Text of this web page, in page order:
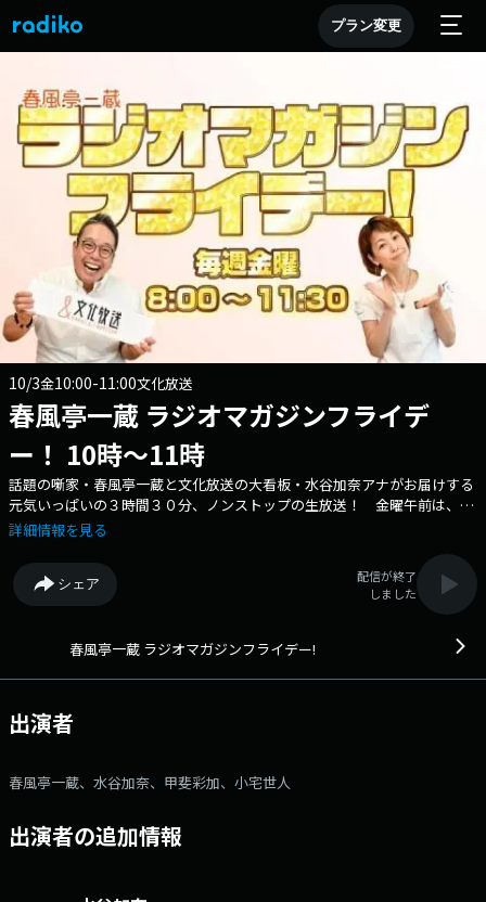
プラン変更
10/3金10:00-11:00文化放送
春風亭一蔵 ラジオマガジンフライデ
ー！ 10時～11時
話題の噺家・春風亭一蔵と文化放送の大看板・水谷加奈アナがお届けする
元気いっぱいの３時間３０分、ノンストップの生放送！ 金曜午前は、笑
って始めましょう！ 甲斐彩加アナ、小宅世人アナも登場してわちゃ
デー メール：13@joqr.net 番組メールフォーム：
https://form.joqr.co.jp/@joqr-13 X（旧Twitter）ハッシュタグは「#ラ
ジマガフライデー」 X（旧Twitter）ページは
送の大看板・水谷加奈アナがお届けする元気いっぱいの３時間３０分、ノ
化放送公式X（旧Twitter）ハッシュタグは「#文化放送」 文化放送公式
facebookページは 「https://www.facebook.com/1134joqr」 文化放
詳細情報を見る
シェア
配信が終了
しました
春風亭一蔵 ラジオマガジンフライデー!
出演者
春風亭一蔵、水谷加奈、甲斐彩加、小宅世人
出演者の追加情報